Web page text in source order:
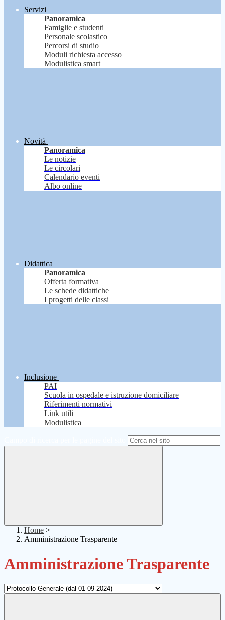
Servizi
Panoramica
Famiglie e studenti
Personale scolastico
Percorsi di studio
Moduli richiesta accesso
Modulistica smart
Novità
Panoramica
Le notizie
Le circolari
Calendario eventi
Albo online
Didattica
Panoramica
Offerta formativa
Le schede didattiche
I progetti delle classi
Inclusione
PAI
Scuola in ospedale e istruzione domiciliare
Riferimenti normativi
Link utili
Modulistica
Home >
Amministrazione Trasparente
Amministrazione Trasparente